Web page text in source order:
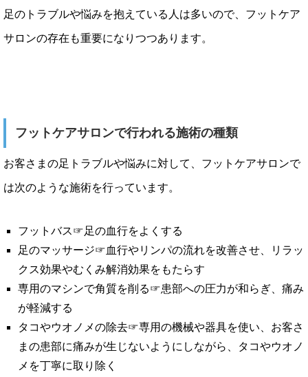
足のトラブルや悩みを抱えている人は多いので、フットケア
サロンの存在も重要になりつつあります。
フットケアサロンで行われる施術の種類
お客さまの足トラブルや悩みに対して、フットケアサロンで
は次のような施術を行っています。
フットバス☞足の血行をよくする
足のマッサージ☞血行やリンパの流れを改善させ、リラッ
クス効果やむくみ解消効果をもたらす
専用のマシンで角質を削る☞患部への圧力が和らぎ、痛み
が軽減する
タコやウオノメの除去☞専用の機械や器具を使い、お客さ
まの患部に痛みが生じないようにしながら、タコやウオノ
メを丁寧に取り除く